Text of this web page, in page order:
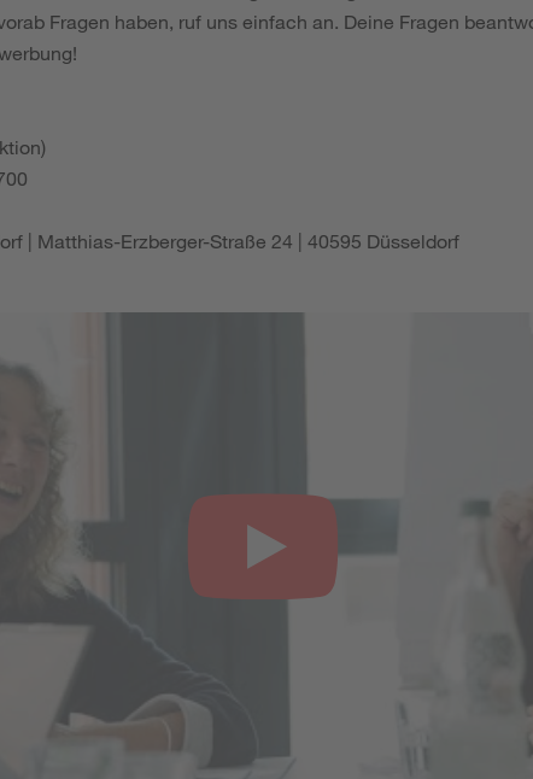
Fragen haben, ruf uns einfach an. Deine Fragen
| Matthias-Erzberger-Straße 24 | 40595 Düsseldorf